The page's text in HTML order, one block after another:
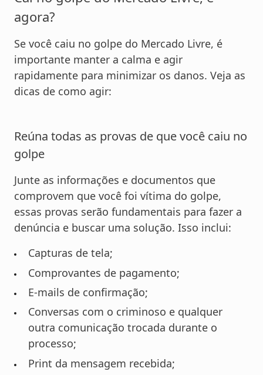
agora?
Se você caiu no golpe do Mercado Livre, é
importante manter a calma e agir
rapidamente para minimizar os danos. Veja as
dicas de como agir:
Reúna todas as provas de que você caiu no
golpe
Junte as informações e documentos que
comprovem que você foi vítima do golpe,
essas provas serão fundamentais para fazer a
denúncia e buscar uma solução. Isso inclui:
Capturas de tela;
Comprovantes de pagamento;
E-mails de confirmação;
Conversas com o criminoso e qualquer
outra comunicação trocada durante o
processo;
Print da mensagem recebida;